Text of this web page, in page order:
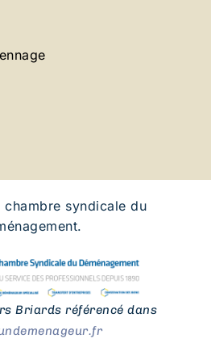
chambre syndicale du
Briards référencé dans